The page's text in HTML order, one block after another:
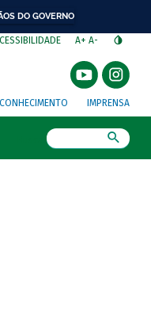
DO GOVERNO
A+ A-
CONHECIMENTO IMPRENSA